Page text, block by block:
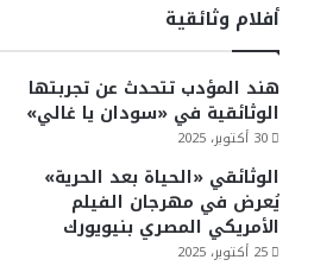
أفلام وثائقية
هند المؤدب تتحدث عن تجربتها
الوثائقية في «سودان يا غالي»
30 أكتوبر، 2025
الوثائقي «الحياة بعد الحرية»
يُعرض في مهرجان الفيلم
الأمريكي المصري بنيويورك
25 أكتوبر، 2025